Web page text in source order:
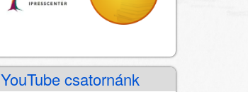
YouTube csatornánk